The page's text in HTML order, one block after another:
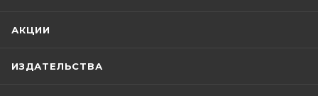
АКЦИИ
ИЗДАТЕЛЬСТВА